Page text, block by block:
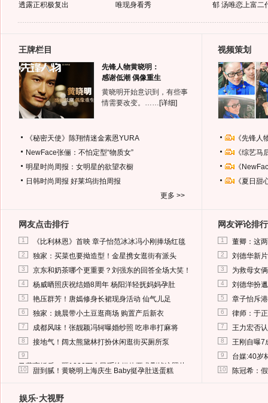
透露正积极复出
唯现身看秀
郁 汤唯恋上富二
王牌栏目
先锋人物黄晓明：
感谢低潮 偶像重生
黄晓明开始意识到，有些事
情需要改变。…… [详细]
《秘密天使》陈翔情迷金素恩YURA
NewFace张俪：不怕定型“物质女”
明星时尚周报：女明星的欲望衣橱
日韩时尚周报 好莱坞街拍周报
更多 >>
视频策划
《先锋
《综艺
《
《夏日
网友点击排行
1 《比利林恩》首映 章子怡范冰冰冯小刚捧场红毯
2 独家：买菜也要拗造型！金星携女逛街有派头
3 京东和奶茶哪个更重要？刘强东的回答全场大笑！
4 杨威晒照庆祝结婚8周年 杨阳洋轻抚妈妈孕肚
5 艳压群芳！唐嫣修身长裙现身活动 仙气儿足
6 独家：姚晨带小土豆逛商场 购置产后新衣
7 成都风味！张靓颖冯轲曝婚纱照 吃串串打麻将
8 接地气！阔太熊黛林打扮休闲逛街买厕所泵
9
马蓉离婚后，砸1000万人民币给媒体要求删掉这照片
10 甜到腻！黄晓明上海庆生 Baby挺孕肚送蛋糕
网友评论排行
1 董卿：这
2 刘德华新
3 为救母女
4 刘德华扮
5 章子怡斥
6 律师：于
7 王力宏否
8 王刚自曝7
9 台媒:40岁
10 陈冠希：
娱乐·大视野